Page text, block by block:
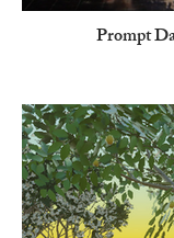
Prompt